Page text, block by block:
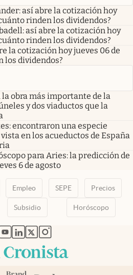
así abre la cotización hoy
rinden los dividendos?
así abre la cotización hoy
rinden los dividendos?
la cotización hoy jueves 06 de
los dividendos?
la obra más importante de la
y dos viaductos que la
encontraron una especie
en los acueductos de España
para Aries: la predicción de
6 de agosto
Empleo SEPE Precios
Subsidio Horóscopo
en nueva pestaña
abre en nueva pestaña
abre en nueva pestaña
abre en nueva pestaña
abre en nueva pestaña